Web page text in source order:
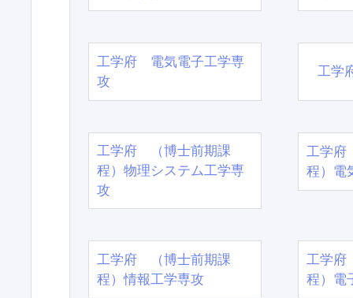
工学府 電気電子工学専
攻
工学
工学府 （博士前期課
程）物理システム工学専
攻
工学
程）電
工学府 （博士前期課
程）情報工学専攻
工学
程）電